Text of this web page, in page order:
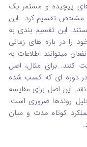
پیچیده و مستمر یک
مشخص تقسیم کرد. این
این تقسیم‌ بندی به
را در بازه‌ های زمانی
میتوانند اطلاعات به‌
کنند. برای مثال، اصل
در دوره‌ ای که کسب شده
این اصل برای مقایسه
روندها ضروری است.
کوتاه‌ مدت و میان‌